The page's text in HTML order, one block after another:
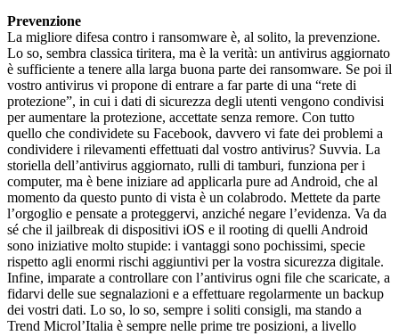
Prevenzione
La migliore difesa contro i ransomware è, al solito, la prevenzione.
Lo so, sembra classica tiritera, ma è la verità: un antivirus aggiornato
è sufficiente a tenere alla larga buona parte dei ransomware. Se poi il
vostro antivirus vi propone di entrare a far parte di una “rete di
protezione”, in cui i dati di sicurezza degli utenti vengono condivisi
per aumentare la protezione, accettate senza remore. Con tutto
quello che condividete su Facebook, davvero vi fate dei problemi a
condividere i rilevamenti effettuati dal vostro antivirus? Suvvia. La
storiella dell’antivirus aggiornato, rulli di tamburi, funziona per i
computer, ma è bene iniziare ad applicarla pure ad Android, che al
momento da questo punto di vista è un colabrodo. Mettete da parte
l’orgoglio e pensate a proteggervi, anziché negare l’evidenza. Va da
sé che il jailbreak di dispositivi iOS e il rooting di quelli Android
sono iniziative molto stupide: i vantaggi sono pochissimi, specie
rispetto agli enormi rischi aggiuntivi per la vostra sicurezza digitale.
Infine, imparate a controllare con l’antivirus ogni file che scaricate, a
fidarvi delle sue segnalazioni e a effettuare regolarmente un backup
dei vostri dati. Lo so, lo so, sempre i soliti consigli, ma stando a
Trend Microl’Italia è sempre nelle prime tre posizioni, a livello